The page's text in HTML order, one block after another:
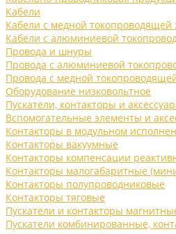
Кабели
Кабели с медной токопроводящей
Кабели с алюминиевой
Провода и шнуры
Провода с алюминиевой
Провода с медной
Оборудование низковольтное
Пускатели, контакторы и
Вспомогательные элементы и
Контакторы в модульном
Контакторы вакуумные
Контакторы компенсации
Контакторы малогабаритные
Контакторы полупроводниковые
Контакторы тяговые
Пускатели и контакторы
Пускатели комбинированные,